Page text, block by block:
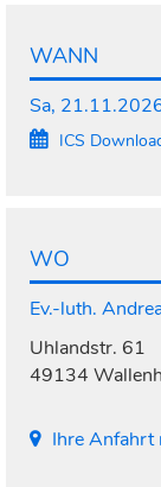
WANN
Sa,
ICS
WO
Ev.-luth.
Uhlandstr. 61
49134
Ihre Anfahrt